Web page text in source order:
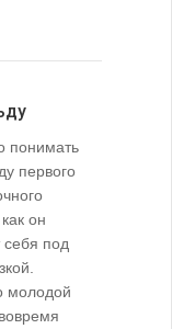
понимать
первого
он
себя под
молодой